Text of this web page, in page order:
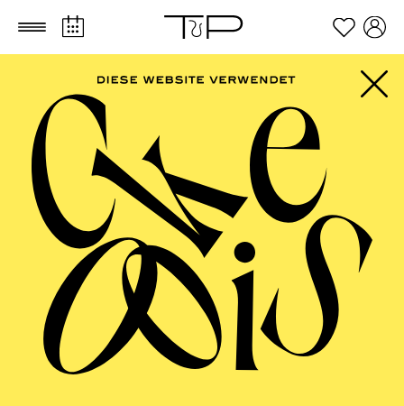
Zum Hauptinhalt springen Zum Footer springen
AALTO
MUSIKTHEATER,
AALTO BALLETT
ESSEN